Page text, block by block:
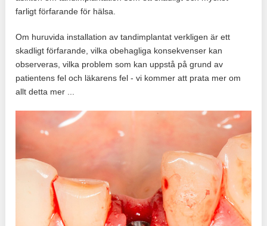
farligt förfarande för hälsa.
Om huruvida installation av tandimplantat verkligen är ett
skadligt förfarande, vilka obehagliga konsekvenser kan
observeras, vilka problem som kan uppstå på grund av
patientens fel och läkarens fel - vi kommer att prata mer om
allt detta mer ...